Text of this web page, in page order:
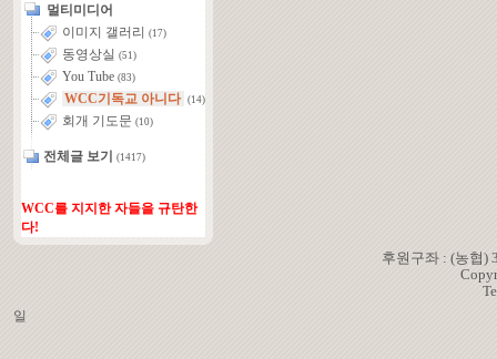
멀티미디어
이미지 갤러리
(17)
동영상실 (51)
You Tube (83)
WCC기독교 아니다 (14)
회개 기도문 (10)
전체글 보기 (1417)
WCC를 지지한 자들을 규탄한
다!
후원구좌 : (농협)
일